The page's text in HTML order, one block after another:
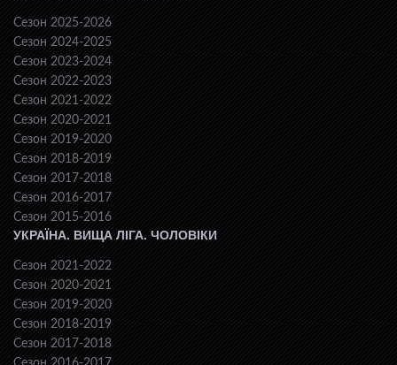
Сезон 2025-2026
Сезон 2024-2025
Сезон 2023-2024
Сезон 2022-2023
Сезон 2021-2022
Сезон 2020-2021
Сезон 2019-2020
Сезон 2018-2019
Сезон 2017-2018
Сезон 2016-2017
Сезон 2015-2016
УКРАЇНА. ВИЩА ЛІГА. ЧОЛОВІКИ
Сезон 2021-2022
Сезон 2020-2021
Сезон 2019-2020
Сезон 2018-2019
Сезон 2017-2018